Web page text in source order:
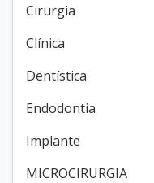
Cirurgia
Clínica
Dentística
Endodontia
Implante
MICROCIRURGIA